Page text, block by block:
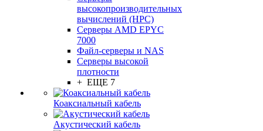
высокопроизводительных
вычислений (HPC)
Серверы AMD EPYC
7000
Файл-серверы и NAS
Серверы высокой
плотности
+ ЕЩЕ 7
Коаксиальный кабель
Акустический кабель